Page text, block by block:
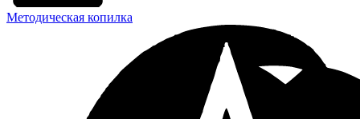
Методическая копилка